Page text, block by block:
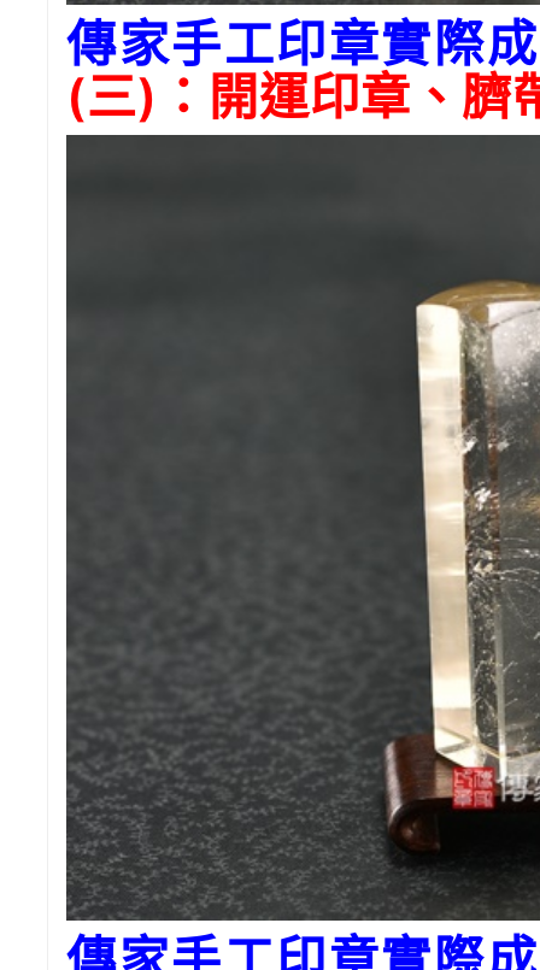
傳家手工印章實際
(三)：開運印章、臍